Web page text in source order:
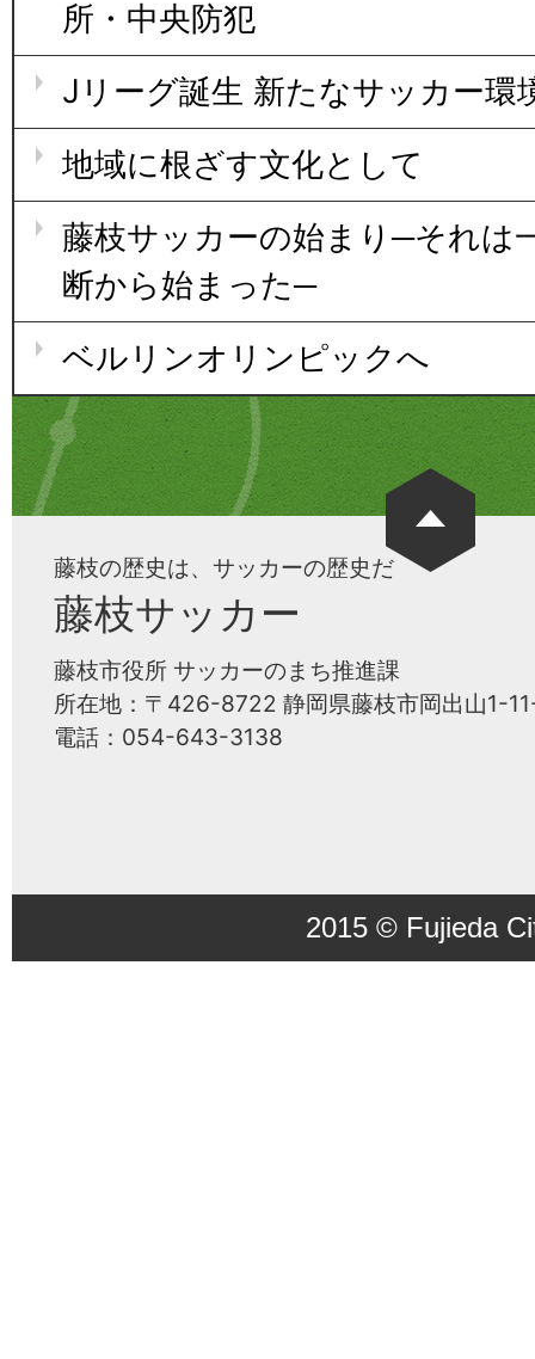
所・中央防犯
Jリーグ誕生 新たなサッカー環
地域に根ざす文化として
藤枝サッカーの始まり─それは
断から始まった─
ベルリンオリンピックへ
藤枝の歴史は、サッカーの歴史だ
藤枝サッカー
藤枝市役所 サッカーのまち推進課
所在地：〒426-8722 静岡県藤枝市岡出山1-
電話：054-643-3138
2015 © Fujieda